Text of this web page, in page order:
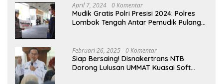
April 7, 2024 0 Komentar
Mudik Gratis Polri Presisi 2024: Polres
Lombok Tengah Antar Pemudik Pulang
Februari 26, 2025 0 Komentar
Siap Bersaing! Disnakertrans NTB
Dorong Lulusan UMMAT Kuasai Soft